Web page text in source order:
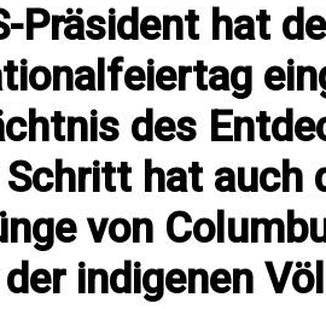
Präsident hat
des
hat auch
von
indigenen